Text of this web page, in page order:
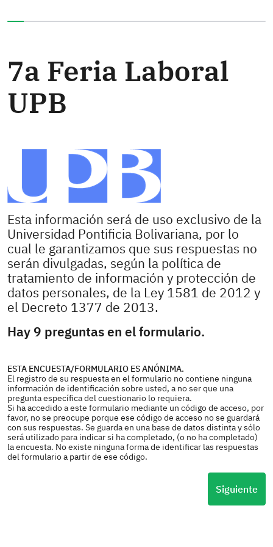
7a Feria Laboral
UPB
Esta información será de uso exclusivo de la
Universidad Pontificia Bolivariana, por lo
cual le garantizamos que sus respuestas no
serán divulgadas, según la política de
tratamiento de información y protección de
datos personales, de la Ley 1581 de 2012 y
el Decreto 1377 de 2013.
Hay 9 preguntas en el formulario.
ESTA ENCUESTA/FORMULARIO ES ANÓNIMA.
El registro de su respuesta en el formulario no contiene ninguna
información de identificación sobre usted, a no ser que una
pregunta específica del cuestionario lo requiera.
Si ha accedido a este formulario mediante un código de acceso, por
favor, no se preocupe porque ese código de acceso no se guardará
con sus respuestas. Se guarda en una base de datos distinta y sólo
será utilizado para indicar si ha completado, (o no ha completado)
la encuesta. No existe ninguna forma de identificar las respuestas
del formulario a partir de ese código.
Siguiente